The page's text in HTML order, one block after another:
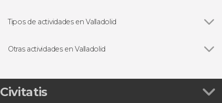
Tipos de actividades en Valladolid
Gastronomía y enoturismo
Otras actividades en Valladolid
Free tour por Valladolid
Tour teatralizado por el Palacio Real de
Civitatis